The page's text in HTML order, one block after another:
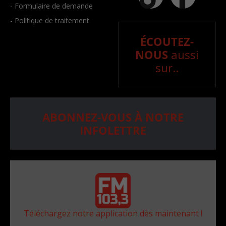
- Formulaire de demande
- Politique de traitement
ÉCOUTEZ-
NOUS aussi
sur..
ABONNEZ-VOUS À NOTRE
INFOLETTRE
Téléchargez notre application dès maintenant !